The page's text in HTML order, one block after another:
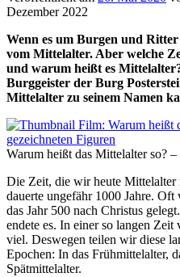
Dezember 2022
Wenn es um Burgen und
vom Mittelalter. Aber welche
und warum heißt es
Burggeister der Burg
Mittelalter zu seinem Namen
Warum heißt das Mittelalter so?
Die Zeit, die wir heute Mittelalter
dauerte ungefähr 1000 Jahre.
das Jahr 500 nach Christus
endete es. In einer so langen
viel. Deswegen teilen wir diese
Epochen: In das Frühmittelalter,
Spätmittelalter.